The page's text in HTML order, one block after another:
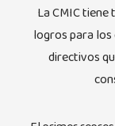
La CMIC
logros para
directivos